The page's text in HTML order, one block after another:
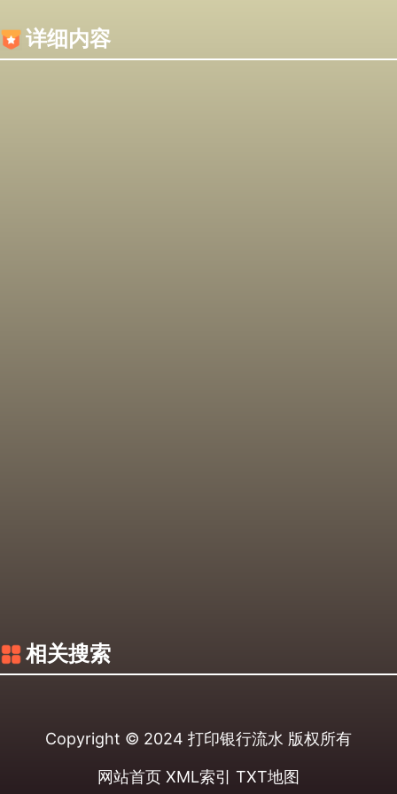
详细内容
相关搜索
Copyright © 2024 打印银行流水 版权所有
网站首页 XML索引 TXT地图